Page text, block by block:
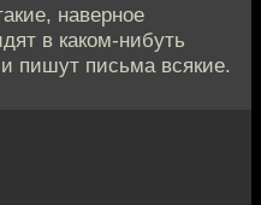
наверное
в каком-нибуть
пишут письма всякие.